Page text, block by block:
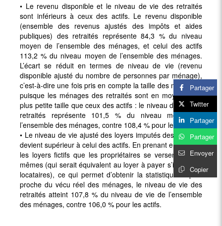
• Le revenu disponible et le niveau de vie des retraités
sont inférieurs à ceux des actifs. Le revenu disponible
(ensemble des revenus ajustés des impôts et aides
publiques) des retraités représente 84,3 % du niveau
moyen de l’ensemble des ménages, et celui des actifs
113,2 % du niveau moyen de l’ensemble des ménages.
L’écart se réduit en termes de niveau de vie (revenu
disponible ajusté du nombre de personnes par ménage),
c’est-à-dire une fois pris en compte la taille des ménages,
puisque les ménages des retraités sont en moyenne de
plus petite taille que ceux des actifs : le niveau de vie des
retraités représente 101,5 % du niveau moyen de
l’ensemble des ménages, contre 108,4 % pour les actifs.
• Le niveau de vie ajusté des loyers imputés des retraités
devient supérieur à celui des actifs. En prenant en compte
les loyers fictifs que les propriétaires se versent à eux-
mêmes (qui serait équivalent au loyer à payer s’ils étaient
locataires), ce qui permet d’obtenir la statistique la plus
proche du vécu réel des ménages, le niveau de vie des
retraités atteint 107,8 % du niveau de vie de l’ensemble
des ménages, contre 106,0 % pour les actifs.
Partager
Twitter
Partager
Partager
Envoyer
Copier